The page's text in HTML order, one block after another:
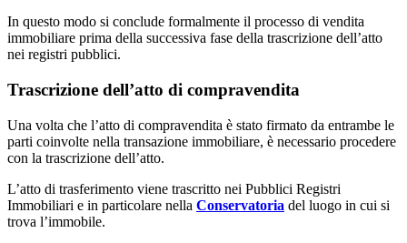
In questo modo si conclude formalmente il processo di vendita
immobiliare prima della successiva fase della trascrizione dell’atto
nei registri pubblici.
Trascrizione dell’atto di compravendita
Una volta che l’atto di compravendita è stato firmato da entrambe le
parti coinvolte nella transazione immobiliare, è necessario procedere
con la trascrizione dell’atto.
L’atto di trasferimento viene trascritto nei Pubblici Registri
Immobiliari e in particolare nella Conservatoria del luogo in cui si
trova l’immobile.